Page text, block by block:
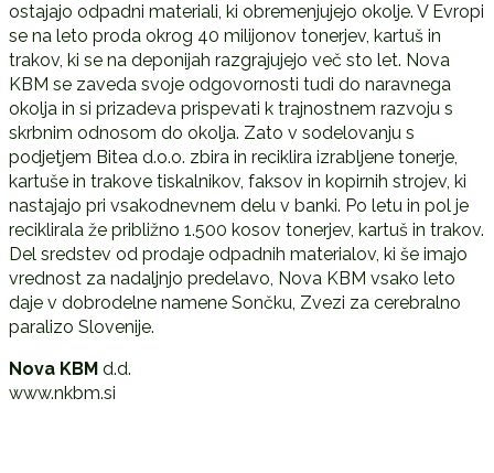
ostajajo odpadni materiali, ki obremenjujejo okolje. V Evropi
se na leto proda okrog 40 milijonov tonerjev, kartuš in
trakov, ki se na deponijah razgrajujejo več sto let. Nova
KBM se zaveda svoje odgovornosti tudi do naravnega
okolja in si prizadeva prispevati k trajnostnem razvoju s
skrbnim odnosom do okolja. Zato v sodelovanju s
podjetjem Bitea d.o.o. zbira in reciklira izrabljene tonerje,
kartuše in trakove tiskalnikov, faksov in kopirnih strojev, ki
nastajajo pri vsakodnevnem delu v banki. Po letu in pol je
reciklirala že približno 1.500 kosov tonerjev, kartuš in trakov.
Del sredstev od prodaje odpadnih materialov, ki še imajo
vrednost za nadaljnjo predelavo, Nova KBM vsako leto
daje v dobrodelne namene Sončku, Zvezi za cerebralno
paralizo Slovenije.
Nova KBM d.d.
www.nkbm.si